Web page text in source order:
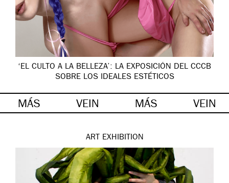
‘EL CULTO A LA BELLEZA’: LA EXPOSICIÓN DEL CCCB
SOBRE LOS IDEALES ESTÉTICOS
MÁS VEIN MÁS VEIN
ART EXHIBITION